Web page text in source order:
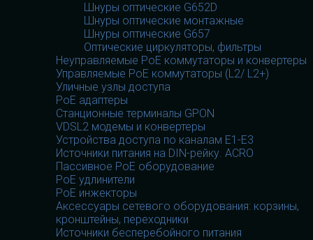
Шнуры оптические G652D
Шнуры оптические монтажные
Шнуры оптические G657
Оптические циркуляторы, фильтры
Неуправляемые PoE коммутаторы и конвертеры
Управляемые PoE коммутаторы (L2/ L2+)
Уличные узлы доступа
PoE адаптеры
Станционные терминалы GPON
VDSL2 модемы и конвертеры
Устройства доступа по каналам E1-E3
Источники питания на DIN-рейку. ACRO
Пассивное PoE оборудование
PoE удлинители
PoE инжекторы
Аксессуары сетевого оборудования: корзины,
кронштейны, переходники
Источники бесперебойного питания